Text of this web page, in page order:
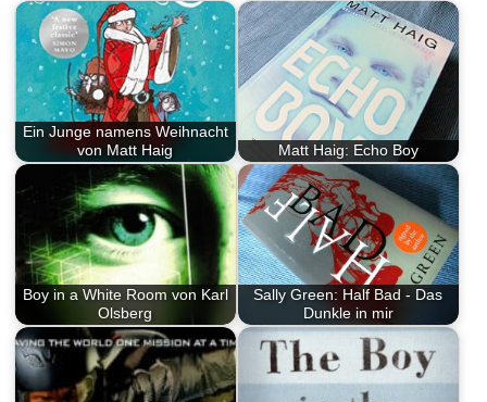
Ein Junge namens Weihnacht
von Matt Haig
Matt Haig: Echo Boy
Boy in a White Room von Karl
Olsberg
Sally Green: Half Bad - Das
Dunkle in mir